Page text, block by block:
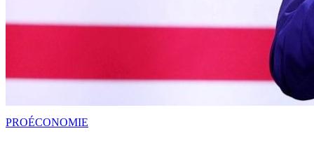
PROÉCONOMIE